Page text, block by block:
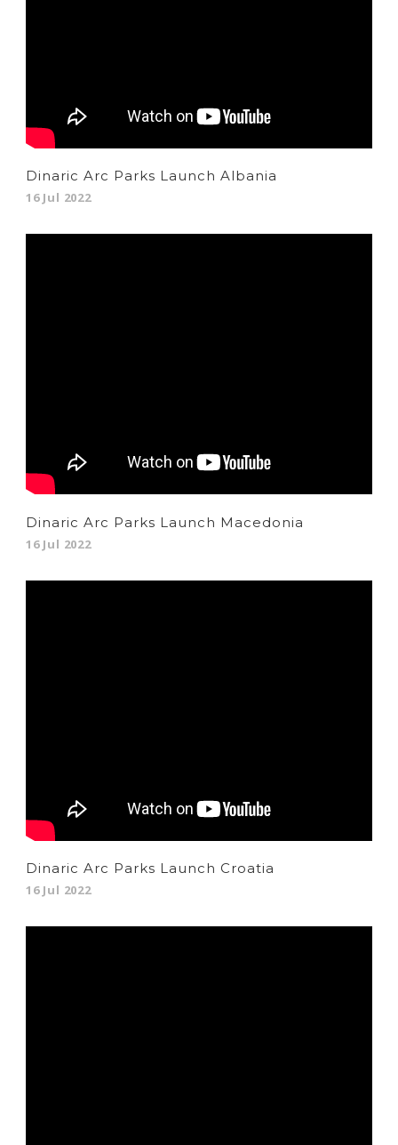
Dinaric Arc Parks Launch Albania
16 Jul 2022
Dinaric Arc Parks Launch Macedonia
16 Jul 2022
Dinaric Arc Parks Launch Croatia
16 Jul 2022